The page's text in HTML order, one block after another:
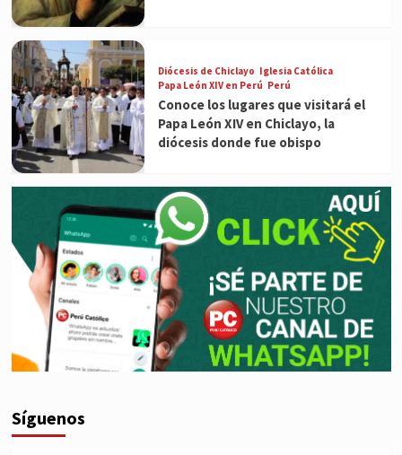
Diócesis de Chiclayo Iglesia Católica
Papa León XIV en Perú Perú
Conoce los lugares que visitará el
Papa León XIV en Chiclayo, la
diócesis donde fue obispo
Síguenos